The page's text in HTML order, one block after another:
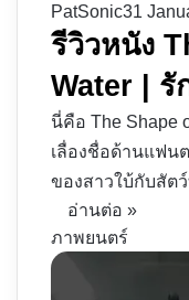
PatSonic31
รีวิวหนัง
Water |
นี่คือ The Shape
เลื่องชื่อด้านแฟน
ของสาวใบ้กับสัต
อ่านต่อ »
ภาพยนตร์